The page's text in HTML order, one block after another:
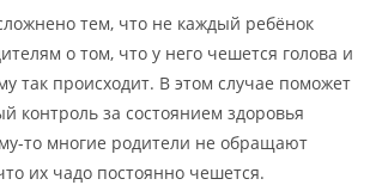
тем, что не каждый ребёнок
о том, что у него чешется голова и
так происходит. В этом случае поможет
контроль за состоянием здоровья
то многие родители не обращают
их чадо постоянно чешется.